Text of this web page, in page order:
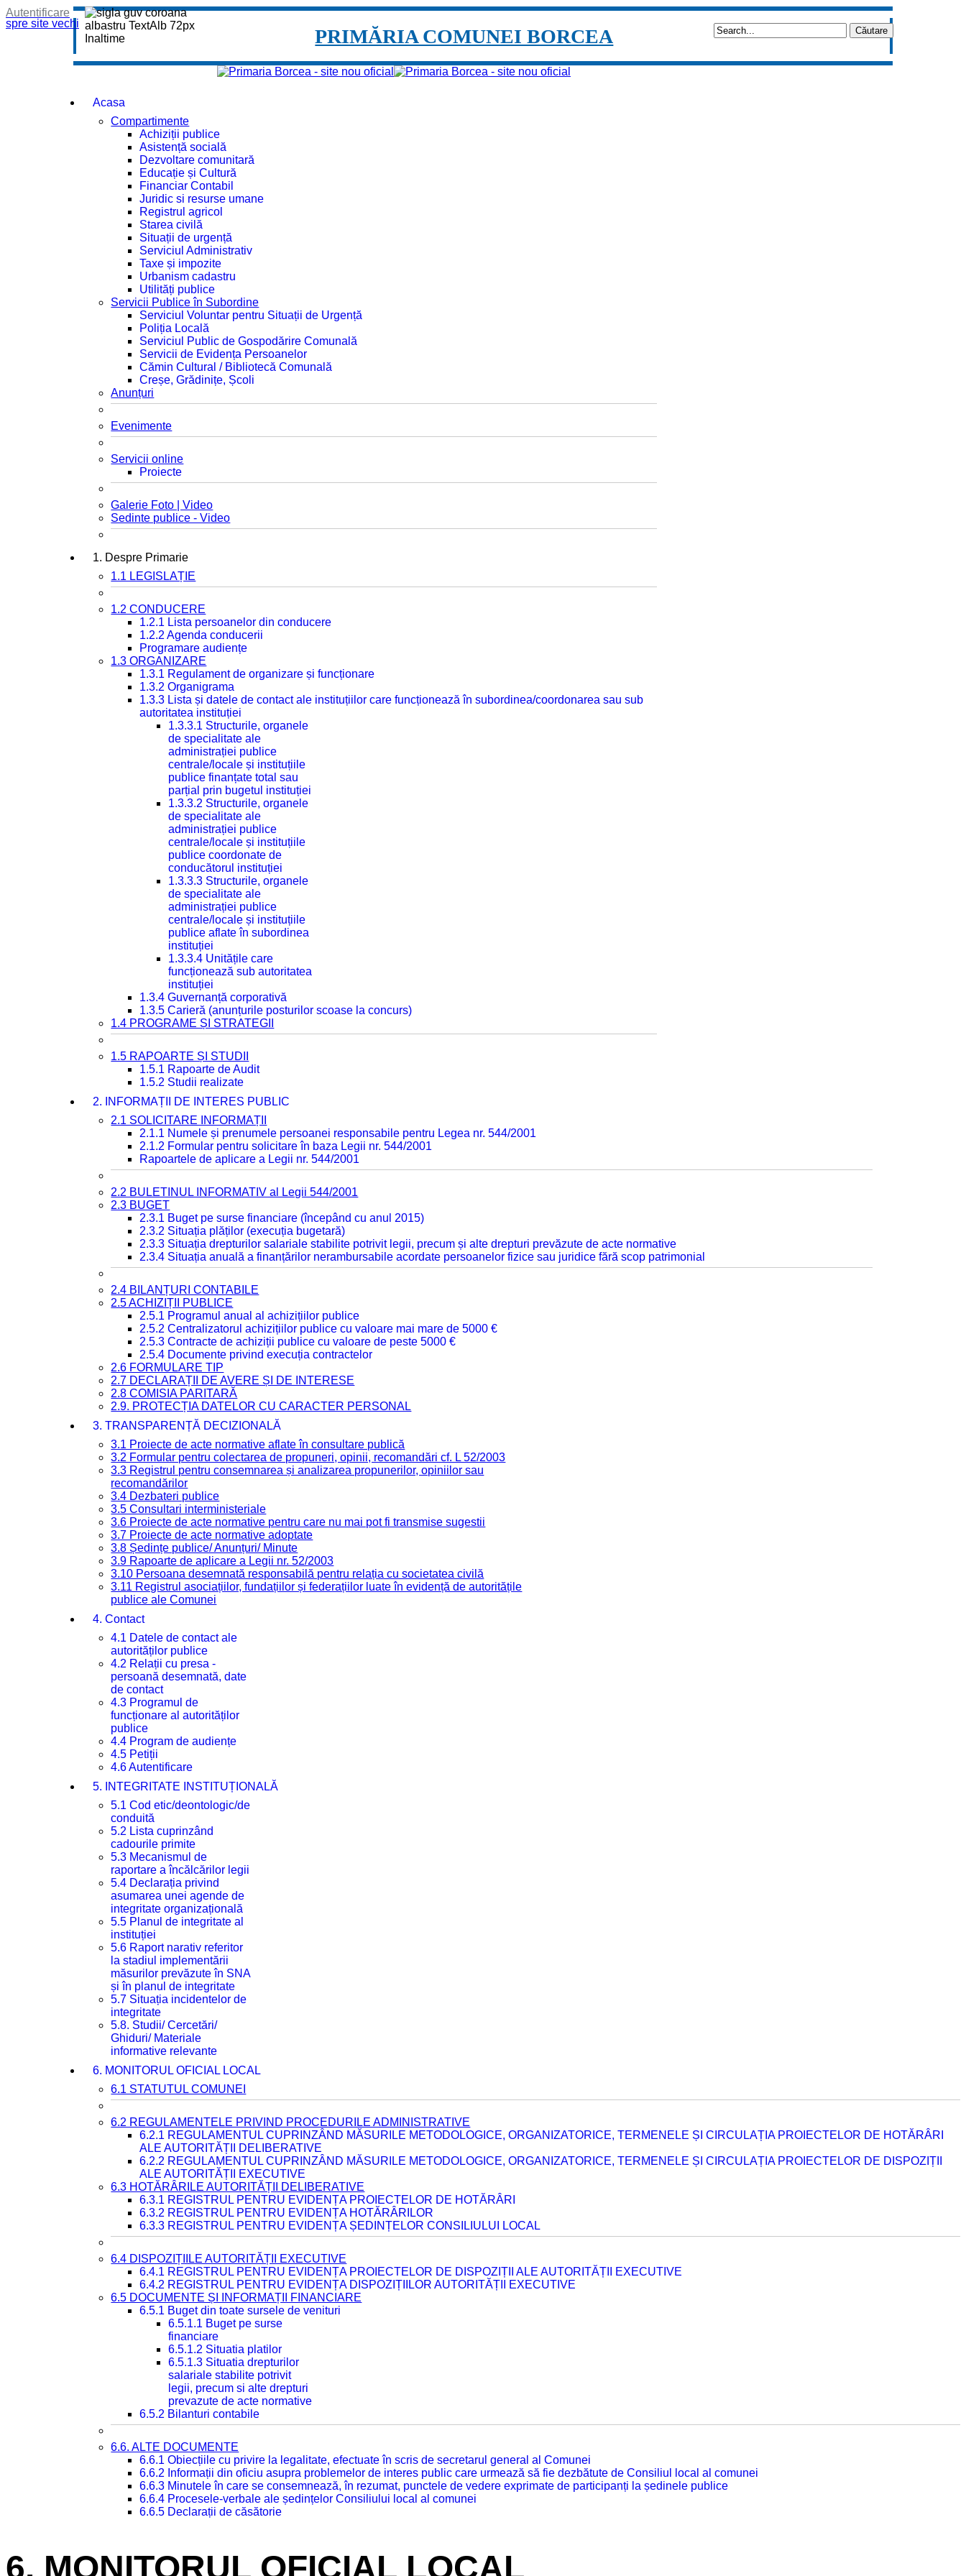
spre site vechi
Autentificare
PRIMĂRIA COMUNEI BORCEA
Acasa
Compartimente
Achiziții publice
Asistență socială
Dezvoltare comunitară
Educație și Cultură
Financiar Contabil
Juridic si resurse umane
Registrul agricol
Starea civilă
Situații de urgență
Serviciul Administrativ
Taxe și impozite
Urbanism cadastru
Utilități publice
Servicii Publice în Subordine
Serviciul Voluntar pentru Situații de Urgență
Poliția Locală
Serviciul Public de Gospodărire Comunală
Servicii de Evidența Persoanelor
Cămin Cultural / Bibliotecă Comunală
Creșe, Grădinițe, Școli
Anunțuri
Evenimente
Servicii online
Proiecte
Galerie Foto | Video
Sedinte publice - Video
1. Despre Primarie
1.1 LEGISLAȚIE
1.2 CONDUCERE
1.2.1 Lista persoanelor din conducere
1.2.2 Agenda conducerii
Programare audiențe
1.3 ORGANIZARE
1.3.1 Regulament de organizare și funcționare
1.3.2 Organigrama
1.3.3 Lista și datele de contact ale instituțiilor care funcționează în subordinea/coordonarea sau sub
autoritatea instituției
1.3.3.1 Structurile, organele
de specialitate ale
administrației publice
centrale/locale și instituțiile
publice finanțate total sau
parțial prin bugetul instituției
1.3.3.2 Structurile, organele
de specialitate ale
administrației publice
centrale/locale și instituțiile
publice coordonate de
conducătorul instituției
1.3.3.3 Structurile, organele
de specialitate ale
administrației publice
centrale/locale și instituțiile
publice aflate în subordinea
instituției
1.3.3.4 Unitățile care
funcționează sub autoritatea
instituției
1.3.4 Guvernanță corporativă
1.3.5 Carieră (anunțurile posturilor scoase la concurs)
1.4 PROGRAME ȘI STRATEGII
1.5 RAPOARTE ȘI STUDII
1.5.1 Rapoarte de Audit
1.5.2 Studii realizate
2. INFORMAȚII DE INTERES PUBLIC
2.1 SOLICITARE INFORMAȚII
2.1.1 Numele și prenumele persoanei responsabile pentru Legea nr. 544/2001
2.1.2 Formular pentru solicitare în baza Legii nr. 544/2001
Rapoartele de aplicare a Legii nr. 544/2001
2.2 BULETINUL INFORMATIV al Legii 544/2001
2.3 BUGET
2.3.1 Buget pe surse financiare (începând cu anul 2015)
2.3.2 Situația plăților (execuția bugetară)
2.3.3 Situația drepturilor salariale stabilite potrivit legii, precum și alte drepturi prevăzute de acte normative
2.3.4 Situația anuală a finanțărilor nerambursabile acordate persoanelor fizice sau juridice fără scop patrimonial
2.4 BILANȚURI CONTABILE
2.5 ACHIZIȚII PUBLICE
2.5.1 Programul anual al achizițiilor publice
2.5.2 Centralizatorul achizițiilor publice cu valoare mai mare de 5000 €
2.5.3 Contracte de achiziții publice cu valoare de peste 5000 €
2.5.4 Documente privind execuția contractelor
2.6 FORMULARE TIP
2.7 DECLARAȚII DE AVERE ȘI DE INTERESE
2.8 COMISIA PARITARĂ
2.9. PROTECȚIA DATELOR CU CARACTER PERSONAL
3. TRANSPARENȚĂ DECIZIONALĂ
3.1 Proiecte de acte normative aflate în consultare publică
3.2 Formular pentru colectarea de propuneri, opinii, recomandări cf. L 52/2003
3.3 Registrul pentru consemnarea și analizarea propunerilor, opiniilor sau
recomandărilor
3.4 Dezbateri publice
3.5 Consultari interministeriale
3.6 Proiecte de acte normative pentru care nu mai pot fi transmise sugestii
3.7 Proiecte de acte normative adoptate
3.8 Ședințe publice/ Anunțuri/ Minute
3.9 Rapoarte de aplicare a Legii nr. 52/2003
3.10 Persoana desemnată responsabilă pentru relația cu societatea civilă
3.11 Registrul asociațiilor, fundațiilor și federațiilor luate în evidență de autoritățile
publice ale Comunei
4. Contact
4.1 Datele de contact ale
autorităților publice
4.2 Relații cu presa -
persoană desemnată, date
de contact
4.3 Programul de
funcționare al autorităților
publice
4.4 Program de audiențe
4.5 Petiții
4.6 Autentificare
5. INTEGRITATE INSTITUȚIONALĂ
5.1 Cod etic/deontologic/de
conduită
5.2 Lista cuprinzând
cadourile primite
5.3 Mecanismul de
raportare a încălcărilor legii
5.4 Declarația privind
asumarea unei agende de
integritate organizațională
5.5 Planul de integritate al
instituției
5.6 Raport narativ referitor
la stadiul implementării
măsurilor prevăzute în SNA
și în planul de integritate
5.7 Situația incidentelor de
integritate
5.8. Studii/ Cercetări/
Ghiduri/ Materiale
informative relevante
6. MONITORUL OFICIAL LOCAL
6.1 STATUTUL COMUNEI
6.2 REGULAMENTELE PRIVIND PROCEDURILE ADMINISTRATIVE
6.2.1 REGULAMENTUL CUPRINZÂND MĂSURILE METODOLOGICE, ORGANIZATORICE, TERMENELE ȘI CIRCULAȚIA PROIECTELOR DE HOTĂRÂRI
ALE AUTORITĂȚII DELIBERATIVE
6.2.2 REGULAMENTUL CUPRINZÂND MĂSURILE METODOLOGICE, ORGANIZATORICE, TERMENELE ȘI CIRCULAȚIA PROIECTELOR DE DISPOZIȚII
ALE AUTORITĂȚII EXECUTIVE
6.3 HOTĂRÂRILE AUTORITĂȚII DELIBERATIVE
6.3.1 REGISTRUL PENTRU EVIDENȚA PROIECTELOR DE HOTĂRÂRI
6.3.2 REGISTRUL PENTRU EVIDENȚA HOTĂRÂRILOR
6.3.3 REGISTRUL PENTRU EVIDENȚA ȘEDINȚELOR CONSILIULUI LOCAL
6.4 DISPOZIȚIILE AUTORITĂȚII EXECUTIVE
6.4.1 REGISTRUL PENTRU EVIDENȚA PROIECTELOR DE DISPOZIȚII ALE AUTORITĂȚII EXECUTIVE
6.4.2 REGISTRUL PENTRU EVIDENȚA DISPOZIȚIILOR AUTORITĂȚII EXECUTIVE
6.5 DOCUMENTE ȘI INFORMAȚII FINANCIARE
6.5.1 Buget din toate sursele de venituri
6.5.1.1 Buget pe surse
financiare
6.5.1.2 Situatia platilor
6.5.1.3 Situatia drepturilor
salariale stabilite potrivit
legii, precum si alte drepturi
prevazute de acte normative
6.5.2 Bilanturi contabile
6.6. ALTE DOCUMENTE
6.6.1 Obiecțiile cu privire la legalitate, efectuate în scris de secretarul general al Comunei
6.6.2 Informații din oficiu asupra problemelor de interes public care urmează să fie dezbătute de Consiliul local al comunei
6.6.3 Minutele în care se consemnează, în rezumat, punctele de vedere exprimate de participanți la ședinele publice
6.6.4 Procesele-verbale ale ședințelor Consiliului local al comunei
6.6.5 Declarații de căsătorie
6. MONITORUL OFICIAL LOCAL